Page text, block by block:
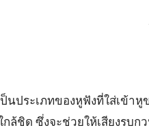
นประเภทของหูฟังที่ใส่เข้า
กล้ชิด ซึ่งจะช่วยให้เสียงรบ